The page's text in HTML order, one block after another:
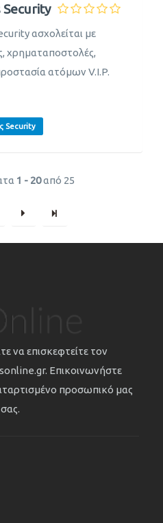
Security
ασχολείται με
χρηματαποστολές,
ατόμων V.I.P.
Security
1 - 20από 25
να επισκεφτείτε τον
Επικοινωνήστε
προσωπικό μας